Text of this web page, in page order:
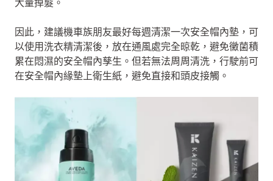
大量掉髮。
因此，建議機車族朋友最好每週清潔一次安全帽內墊，可
以使用洗衣精清潔後，放在通風處完全晾乾，避免黴菌積
累在悶濕的安全帽內孳生。但若無法周周清洗，行駛前可
在安全帽內緣墊上衛生紙，避免直接和頭皮接觸。